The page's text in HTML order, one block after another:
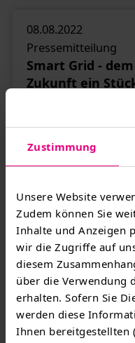
Zustimmung
Unsere Website
Zudem können Sie
Inhalte und Anzeigen
wir die Zugriffe auf
diesem
über die Verwendung
erhalten. Sofern Sie
werden diese
Ihnen bereitgestellten
08.08.2022
Pressemitteilung
Smart Grid -
Zukunft ein
und TWS
Weiterlesen